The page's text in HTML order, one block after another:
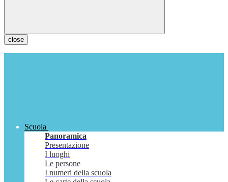
close
Scuola
Panoramica
Presentazione
I luoghi
Le persone
I numeri della scuola